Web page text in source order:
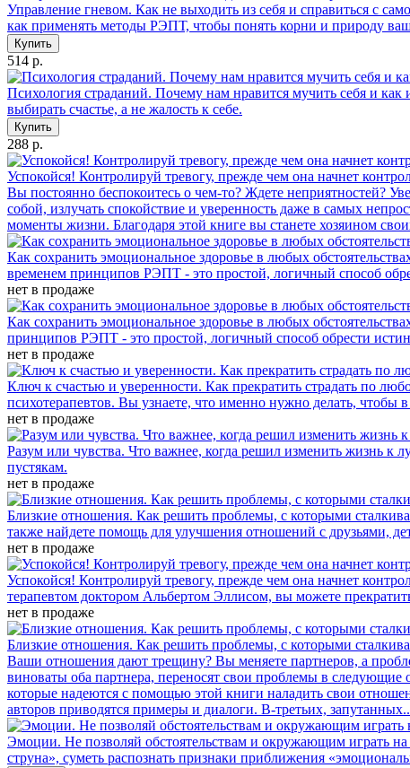
Управление гневом. Как не выходить из себя и справиться с
как применять методы РЭПТ, чтобы понять корни и природу
Купить
514 р.
Психология страданий. Почему нам нравится мучить себя и как
выбирать счастье, а не жалость к себе.
Купить
288 р.
Успокойся! Контролируй тревогу, прежде чем она начнет
Вы постоянно беспокоитесь о чем-то? Ждете неприятностей?
собой, излучать спокойствие и уверенность даже в самых
моменты жизни. Благодаря этой книге вы станете хозяином
Как сохранить эмоциональное здоровье в любых
временем принципов РЭПТ - это простой, логичный способ
нет в продаже
Как сохранить эмоциональное здоровье в любых
принципов РЭПТ - это простой, логичный способ обрести
нет в продаже
Ключ к счастью и уверенности. Как прекратить страдать по
психотерапевтов. Вы узнаете, что именно нужно делать, чтобы
нет в продаже
Разум или чувства. Что важнее, когда решил изменить жизнь к
пустякам.
нет в продаже
Близкие отношения. Как решить проблемы, с которыми
также найдете помощь для улучшения отношений с друзьями,
нет в продаже
Успокойся! Контролируй тревогу, прежде чем она начнет
терапевтом доктором Альбертом Эллисом, вы можете
нет в продаже
Близкие отношения. Как решить проблемы, с которыми
Ваши отношения дают трещину? Вы меняете партнеров, а
виноваты оба партнера, переносят свои проблемы в
которые надеются с помощью этой книги наладить свои
авторов приводятся примеры и диалоги. В-третьих,
Эмоции. Не позволяй обстоятельствам и окружающим играть на
струна», суметь распознать признаки приближения